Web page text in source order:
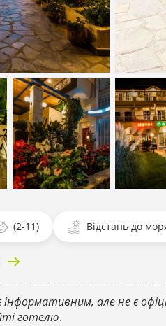
Показати
(2-11) Відстань до
але не є
готелю.